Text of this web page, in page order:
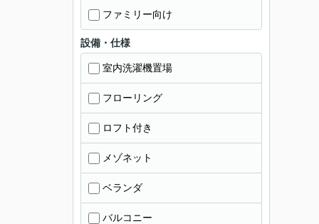
ファミリー向け
設備・仕様
室内洗濯機置場
フローリング
ロフト付き
メゾネット
ベランダ
バルコニー